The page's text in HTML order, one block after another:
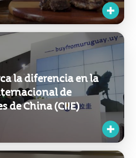
la diferencia en la
de
de China (CIIE)